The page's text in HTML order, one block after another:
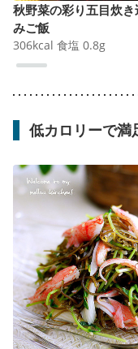
秋野菜の彩り五目炊き
みご飯
306kcal 食塩 0.8g
低カロリーで満